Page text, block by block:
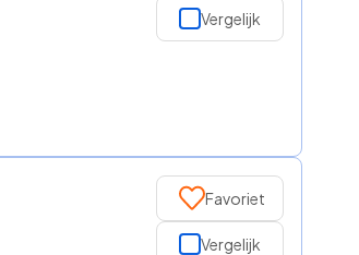
Vergelijk
Favoriet
Vergelijk